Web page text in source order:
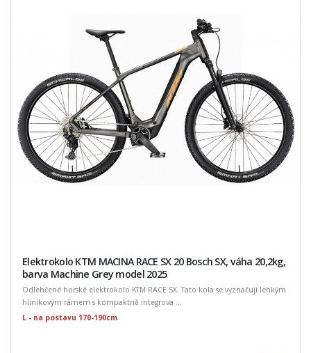
Elektrokolo KTM MACINA RACE SX 20 Bosch SX, váha 20,2kg,
barva Machine Grey model 2025
Odlehčené horské elektrokolo KTM RACE SX. Tato kola se vyznačují lehkým
hliníkovým rámem s kompaktně integrova ...
L - na postavu 170-190cm